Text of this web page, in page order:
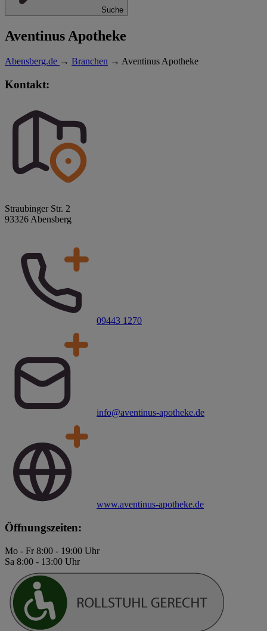
Suche
Aventinus Apotheke
Abensberg.de → Branchen → Aventinus Apotheke
Kontakt:
Straubinger Str. 2
93326 Abensberg
09443 1270
info@aventinus-apotheke.de
www.aventinus-apotheke.de
Öffnungszeiten:
Mo - Fr 8:00 - 19:00 Uhr
Sa 8:00 - 13:00 Uhr